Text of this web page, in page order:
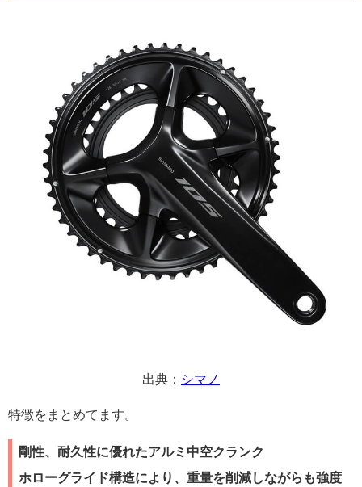
出典： シマノ
特徴をまとめてます。
剛性、耐久性に優れたアルミ中空クランク
ホローグライド構造により、重量を削減しながらも強度